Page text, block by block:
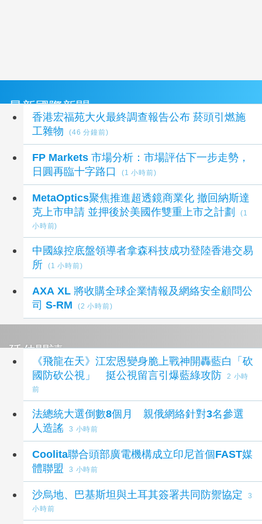
最新國際新聞
香港宏福苑大火最終調查報告公布 菸頭引燃施
工雜物
(46 分鐘前)
FP Markets 市場分析：市場評估下一步走勢，
日圓再臨十字路口
(1 小時前)
MetaOptics聚焦推進超透鏡商業化 撤回納斯達
克上市申請 並押後於美國作雙重上市之計劃
(1
小時前)
中國線控底盤領導者拿森科技成功登陸香港交易
所
(1 小時前)
AXA XL 將收購全球企業情報及網絡安全顧問公
司 S-RM
(2 小時前)
延伸閱讀
《飛龍在天》江宏恩變身脆上戰神開轟藍白「砍
國防砍公視」 挺公視留言引爆藍綠攻防
2 小時
前
法總統大選倒數8個月 親俄網絡針對3名參選
人造謠
3 小時前
Coolita聯合頭部廣電機構成立印尼首個FAST媒
體聯盟
3 小時前
沙烏地、巴基斯坦與土耳其簽署共同防禦協定
3
小時前